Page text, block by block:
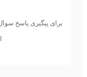
برای پیگیری پاسخ